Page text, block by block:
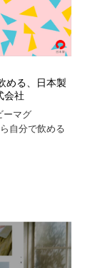
ペティ
22
ー
ー
383
める、日本製
会社
ーマグ
自分で飲める